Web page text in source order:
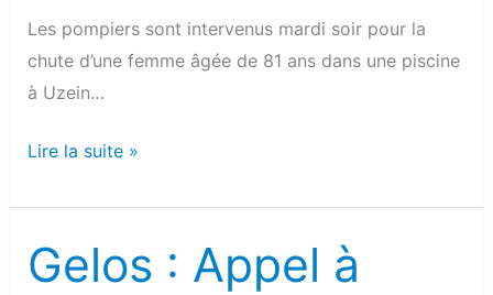
Les pompiers sont intervenus mardi soir pour la
chute d’une femme âgée de 81 ans dans une piscine
à Uzein…
une
piscine
Lire la suite »
Gelos : Appel à
Gelos